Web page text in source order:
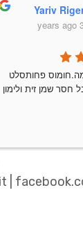
Yariv
3
חסר שמן זית ולימון
|